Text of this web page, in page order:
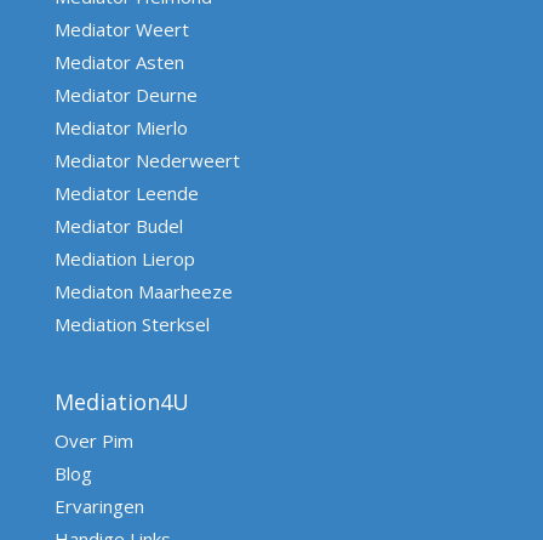
Mediator Weert
Mediator Asten
Mediator Deurne
Mediator Mierlo
Mediator Nederweert
Mediator Leende
Mediator Budel
Mediation Lierop
Mediaton Maarheeze
Mediation Sterksel
Mediation4U
Over Pim
Blog
Ervaringen